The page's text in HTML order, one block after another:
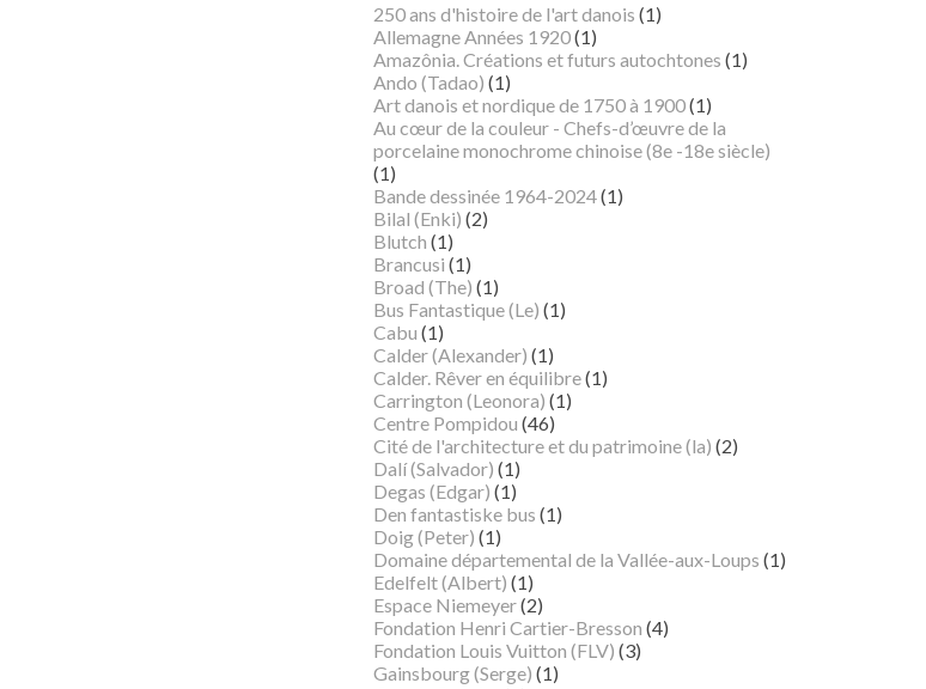
250 ans d'histoire de l'art danois (1)
Allemagne Années 1920(1)
Amazônia. Créations et futurs autochtones (1)
Ando (Tadao) (1)
Art danois et nordique de 1750 à 1900(1)
Au cœur de la couleur - Chefs-d’œuvre de la
porcelaine monochrome chinoise (8e -18e siècle)
(1)
Bande dessinée 1964-2024(1)
Bilal (Enki) (2)
Blutch (1)
Brancusi (1)
Broad (The) (1)
Bus Fantastique (Le) (1)
Cabu (1)
Calder (Alexander) (1)
Calder. Rêver en équilibre(1)
Carrington (Leonora) (1)
Centre Pompidou (46)
Cité de l'architecture et du patrimoine (la) (2)
Dalí (Salvador) (1)
Degas (Edgar) (1)
Den fantastiske bus (1)
Doig (Peter) (1)
Domaine départemental de la Vallée-aux-Loups (1)
Edelfelt (Albert) (1)
Espace Niemeyer(2)
Fondation Henri Cartier-Bresson (4)
Fondation Louis Vuitton (FLV) (3)
Gainsbourg (Serge) (1)